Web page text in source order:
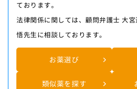
ております。
法律関係に関しては、顧問弁護士 大
悟先生に相談しております。
お薬選び
類似薬を探す